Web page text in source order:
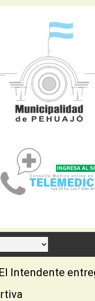
Intendente